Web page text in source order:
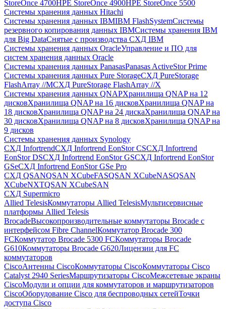
StoreOnce 4700HPE StoreOnce 4900HPE StoreOnce 5500
Системы хранения данных Hitachi
Системы хранения данных IBMIBM FlashSystemСистемы
резервного копирования данных IBMСистемы хранения IBM
для Big DataСнятые с производства СХД IBM
Системы хранения данных OracleУправление и ПО для
систем хранения данных Oracle
Системы хранения данных PanasasPanasas ActiveStor Prime
Системы хранения данных Pure StorageСХД PureStorage
FlashArray //MСХД PureStorage FlashArray //X
Системы хранения данных QNAPХранилища QNAP на 12
дисковХранилища QNAP на 16 дисковХранилища QNAP на
18 дисковХранилища QNAP на 24 дискаХранилища QNAP на
30 дисковХранилища QNAP на 8 дисковХранилища QNAP на
9 дисков
Системы хранения данных Synology
СХД InfortrendСХД Infortrend EonStor CSСХД Infortrend
EonStor DSСХД Infortrend EonStor GSСХД Infortrend EonStor
GSeСХД Infortrend EonStor GSe Pro
СХД QSANQSAN XCubeFASQSAN XCubeNASQSAN
XCubeNXTQSAN XCubeSAN
СХД Supermicro
Allied TelesisКоммутаторы Allied TelesisМультисервисные
платформы Allied Telesis
BrocadeВысокопроизводительные коммутаторы Brocade с
интерфейсом Fibre ChannelКоммутатор Brocade 300
FCКоммутатор Brocade 5300 FCКоммутаторы Brocade
G610Коммутаторы Brocade G620Лицензии для FC
коммутаторов
CiscoАнтенны CiscoКоммутаторы CiscoКоммутаторы Cisco
Catalyst 2940 SeriesМаршрутизаторы CiscoМежсетевые экраны
CiscoМодули и опции для коммутаторов и маршрутизаторов
CiscoОборудование Cisco для беспроводных сетейТочки
доступа Cisco